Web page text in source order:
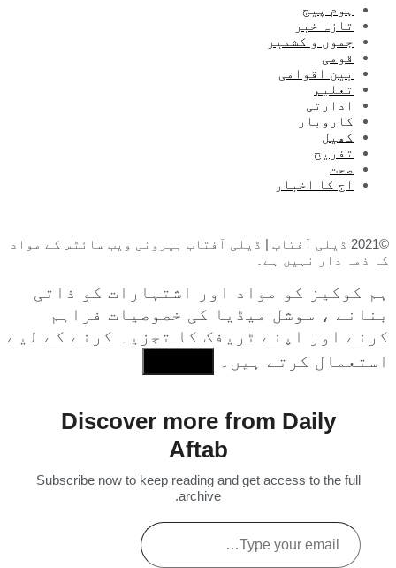
ہوم پیج
تازہ خبر
جموں و کشمیر
قومی
بین اقوامی
تعلیم
ادارتی
کاروبار
کھیل
تفریح
صحت
آج کا اخبار
©2021 ڈیلی آفتاب | ڈیلی آفتاب بیرونی ویب سائٹس کے مواد
کا ذمہ دار نہیں ہے۔
ہم کوکیز کو مواد اور اشتہارات کو ذاتی
بنانے ، سوشل میڈیا کی خصوصیات فراہم
کرنے اور اپنے ٹریفک کا تجزیہ کرنے کے لیے
استعمال کرتے ہیں۔
Discover more from Daily
Aftab
Subscribe now to keep reading and get access to the full
archive.
Type
your